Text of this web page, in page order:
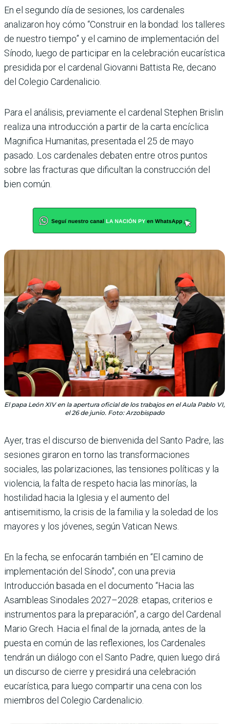
En el segundo día de sesiones, los cardenales
analizaron hoy cómo “Construir en la bondad: los talleres
de nuestro tiempo” y el camino de implementación del
Sínodo, luego de participar en la celebración eucarística
presidida por el cardenal Giovanni Battista Re, decano
del Colegio Cardenalicio.
Para el análisis, previamente el cardenal Stephen Brislin
realiza una introducción a partir de la carta encíclica
Magnifica Humanitas, presentada el 25 de mayo
pasado. Los cardenales debaten entre otros puntos
sobre las fracturas que dificultan la construcción del
bien común.
El papa León XIV en la apertura oficial de los trabajos en el Aula Pablo VI,
el 26 de junio. Foto: Arzobispado
Ayer, tras el discurso de bienvenida del Santo Padre, las
sesiones giraron en torno las transformaciones
sociales, las polarizaciones, las tensiones políticas y la
violencia, la falta de respeto hacia las minorías, la
hostilidad hacia la Iglesia y el aumento del
antisemitismo, la crisis de la familia y la soledad de los
mayores y los jóvenes, según Vatican News.
En la fecha, se enfocarán también en “El camino de
implementación del Sínodo”, con una previa
Introducción basada en el documento “Hacia las
Asambleas Sinodales 2027–2028: etapas, criterios e
instrumentos para la preparación”, a cargo del Cardenal
Mario Grech. Hacia el final de la jornada, antes de la
puesta en común de las reflexiones, los Cardenales
tendrán un diálogo con el Santo Padre, quien luego dirá
un discurso de cierre y presidirá una celebración
eucarística, para luego compartir una cena con los
miembros del Colegio Cardenalicio.